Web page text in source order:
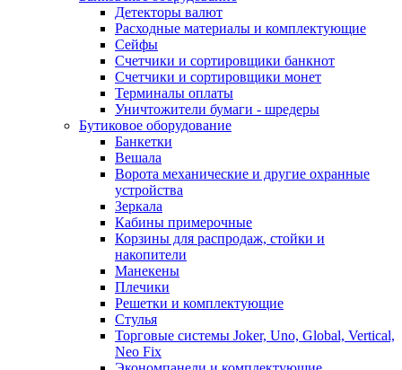
Детекторы валют
Расходные материалы и комплектующие
Сейфы
Счетчики и сортировщики банкнот
Счетчики и сортировщики монет
Терминалы оплаты
Уничтожители бумаги - шредеры
Бутиковое оборудование
Банкетки
Вешала
Ворота механические и другие охранные
устройства
Зеркала
Кабины примерочные
Корзины для распродаж, стойки и
накопители
Манекены
Плечики
Решетки и комплектующие
Стулья
Торговые системы Joker, Uno, Global, Vertical,
Neo Fix